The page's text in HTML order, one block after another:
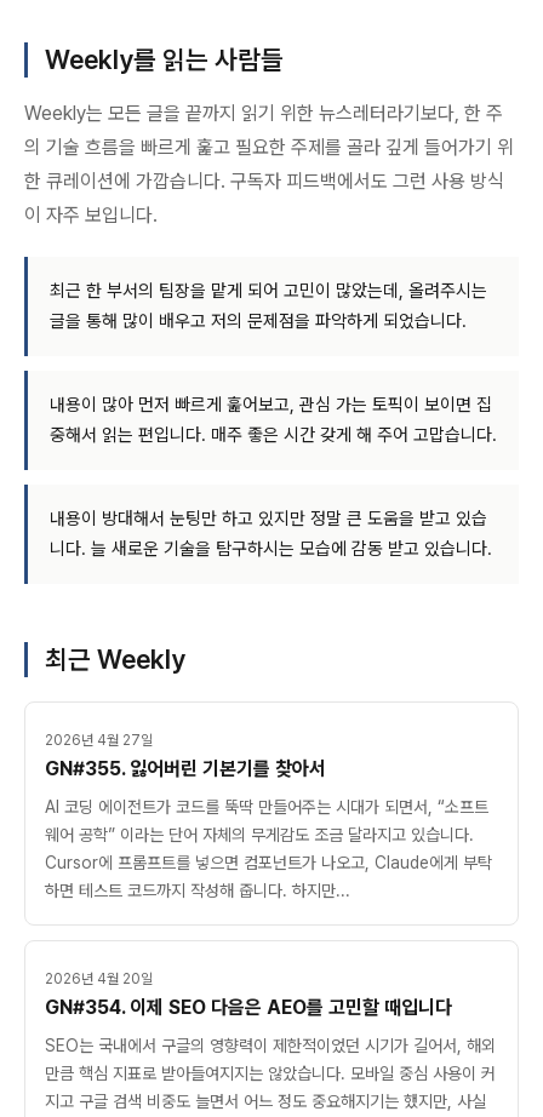
Weekly를 읽는 사람들
Weekly는 모든 글을 끝까지 읽기 위한 뉴스레터라기보다, 한 주
의 기술 흐름을 빠르게 훑고 필요한 주제를 골라 깊게 들어가기 위
한 큐레이션에 가깝습니다. 구독자 피드백에서도 그런 사용 방식
이 자주 보입니다.
최근 한 부서의 팀장을 맡게 되어 고민이 많았는데, 올려주시는
글을 통해 많이 배우고 저의 문제점을 파악하게 되었습니다.
내용이 많아 먼저 빠르게 훑어보고, 관심 가는 토픽이 보이면 집
중해서 읽는 편입니다. 매주 좋은 시간 갖게 해 주어 고맙습니다.
내용이 방대해서 눈팅만 하고 있지만 정말 큰 도움을 받고 있습
니다. 늘 새로운 기술을 탐구하시는 모습에 감동 받고 있습니다.
최근 Weekly
2026년 4월 27일
GN#355. 잃어버린 기본기를 찾아서
AI 코딩 에이전트가 코드를 뚝딱 만들어주는 시대가 되면서, “소프트
웨어 공학” 이라는 단어 자체의 무게감도 조금 달라지고 있습니다.
Cursor에 프롬프트를 넣으면 컴포넌트가 나오고, Claude에게 부탁
하면 테스트 코드까지 작성해 줍니다. 하지만...
2026년 4월 20일
GN#354. 이제 SEO 다음은 AEO를 고민할 때입니다
SEO는 국내에서 구글의 영향력이 제한적이었던 시기가 길어서, 해외
만큼 핵심 지표로 받아들여지지는 않았습니다. 모바일 중심 사용이 커
지고 구글 검색 비중도 늘면서 어느 정도 중요해지기는 했지만, 사실